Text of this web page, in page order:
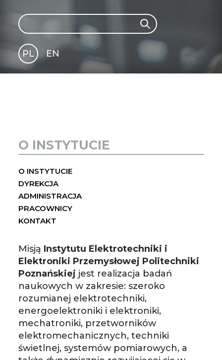
Search Search
PL
EN
O INSTYTUCIE
O INSTYTUCIE
DYREKCJA
ADMINISTRACJA
PRACOWNICY
KONTAKT
Misją Instytutu Elektrotechniki i
Elektroniki Przemysłowej Politechniki
Poznańskiej jest realizacja badań
naukowych w zakresie: szeroko
rozumianej elektrotechniki,
energoelektroniki i elektroniki,
mechatroniki, przetworników
elektromechanicznych, techniki
świetlnej, systemów pomiarowych, a